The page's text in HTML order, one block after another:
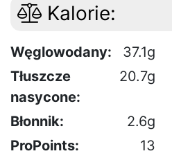
Kalorie:
Węglowodany: 37.1g
Tłuszcze
nasycone:
20.7g
Błonnik: 2.6g
ProPoints:
13